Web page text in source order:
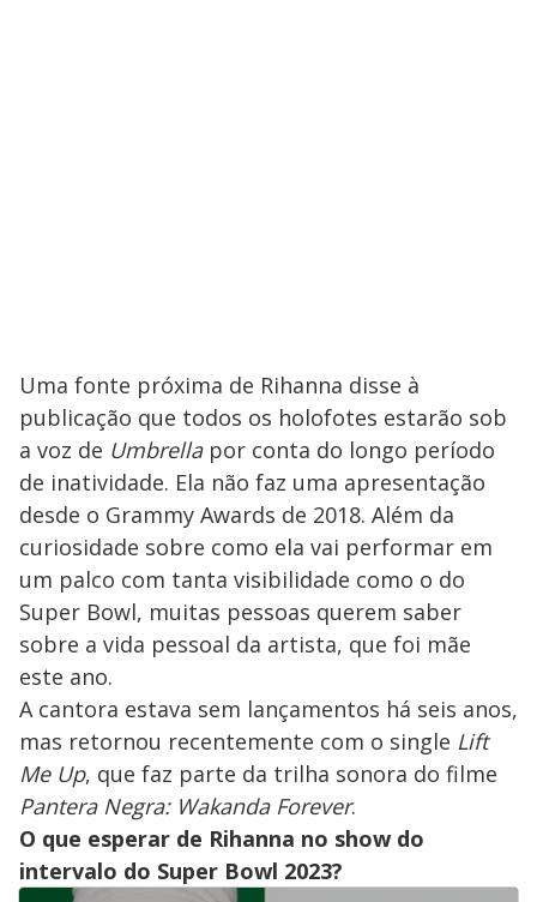
Uma fonte próxima de Rihanna disse à
publicação que todos os holofotes estarão sob
a voz de Umbrellapor conta do longo período
de inatividade. Ela não faz uma apresentação
desde o Grammy Awards de 2018. Além da
curiosidade sobre como ela vai performar em
um palco com tanta visibilidade como o do
Super Bowl, muitas pessoas querem saber
sobre a vida pessoal da artista, que foi mãe
este ano.
A cantora estava sem lançamentos há seis anos,
mas retornou recentemente com o single Lift
Me Up, que faz parte da trilha sonora do filme
Pantera Negra: Wakanda Forever.
O que esperar de Rihanna no show do
intervalo do Super Bowl 2023?